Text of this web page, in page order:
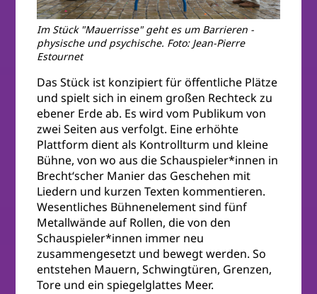
Im Stück "Mauerrisse" geht es um Barrieren -
physische und psychische. Foto: Jean-Pierre
Estournet
Das Stück ist konzipiert für öffentliche Plätze
und spielt sich in einem großen Rechteck zu
ebener Erde ab. Es wird vom Publikum von
zwei Seiten aus verfolgt. Eine erhöhte
Plattform dient als Kontrollturm und kleine
Bühne, von wo aus die Schauspieler*innen in
Brecht‘scher Manier das Geschehen mit
Liedern und kurzen Texten kommentieren.
Wesentliches Bühnenelement sind fünf
Metallwände auf Rollen, die von den
Schauspieler*innen immer neu
zusammengesetzt und bewegt werden. So
entstehen Mauern, Schwingtüren, Grenzen,
Tore und ein spiegelglattes Meer.